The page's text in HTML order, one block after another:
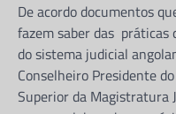
De acordo documentos
fazem saber das
do sistema judicial
Conselheiro Presidente
Superior da Magistratura